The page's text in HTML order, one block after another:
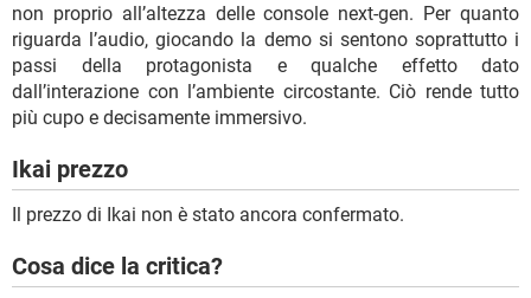
non proprio all’altezza delle console next-gen. Per quanto
riguarda l’audio, giocando la demo si sentono soprattutto i
passi della protagonista e qualche effetto dato
dall’interazione con l’ambiente circostante. Ciò rende tutto
più cupo e decisamente immersivo.
Ikai prezzo
Il prezzo di Ikai non è stato ancora confermato.
Cosa dice la critica?